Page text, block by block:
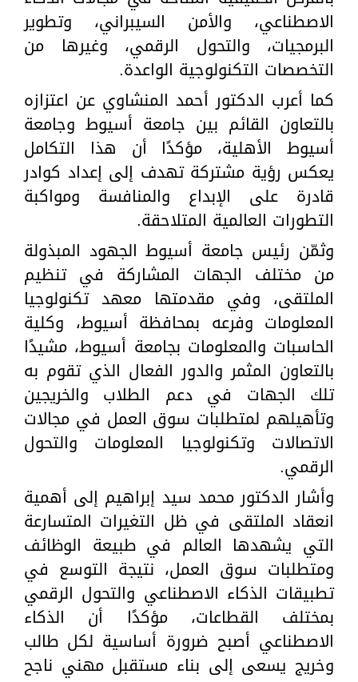
الاصطناعي، والأمن السيبراني، وتطوير
البرمجيات، والتحول الرقمي، وغيرها من
التخصصات التكنولوجية الواعدة.
كما أعرب الدكتور أحمد المنشاوي عن اعتزازه
بالتعاون القائم بين جامعة أسيوط وجامعة
أسيوط الأهلية، مؤكدًا أن هذا التكامل
يعكس رؤية مشتركة تهدف إلى إعداد كوادر
قادرة على الإبداع والمنافسة ومواكبة
التطورات العالمية المتلاحقة.
وثمّن رئيس جامعة أسيوط الجهود المبذولة
من مختلف الجهات المشاركة في تنظيم
الملتقى، وفي مقدمتها معهد تكنولوجيا
المعلومات وفرعه بمحافظة أسيوط، وكلية
الحاسبات والمعلومات بجامعة أسيوط، مشيدًا
بالتعاون المثمر والدور الفعال الذي تقوم به
تلك الجهات في دعم الطلاب والخريجين
وتأهيلهم لمتطلبات سوق العمل في مجالات
الاتصالات وتكنولوجيا المعلومات والتحول
الرقمي.
وأشار الدكتور محمد سيد إبراهيم إلى أهمية
انعقاد الملتقى في ظل التغيرات المتسارعة
التي يشهدها العالم في طبيعة الوظائف
ومتطلبات سوق العمل، نتيجة التوسع في
تطبيقات الذكاء الاصطناعي والتحول الرقمي
بمختلف القطاعات، مؤكدًا أن الذكاء
الاصطناعي أصبح ضرورة أساسية لكل طالب
وخريج يسعى إلى بناء مستقبل مهني ناجح